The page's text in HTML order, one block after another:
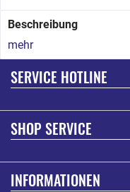
Beschreibung
mehr
SERVICE HOTLINE
SHOP SERVICE
INFORMATIONEN